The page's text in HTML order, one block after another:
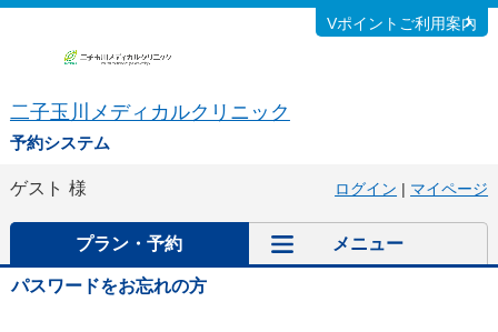
二子玉川メディカルクリニック
予約システム
Vポイントご利用案内
ゲスト 様 ログイン | マイページ
プラン・予約 メニュー
パスワードをお忘れの方